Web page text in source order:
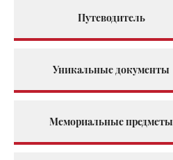
Путеводитель
Уникальные документы
Мемориальные предметы